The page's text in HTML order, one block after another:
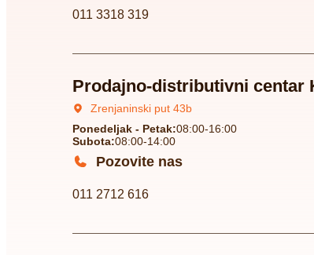
011 3318 319
Prodajno-distributivni centar
Zrenjaninski put 43b
Ponedeljak - Petak:08:00-16:00
Subota:08:00-14:00
Pozovite nas
011 2712 616